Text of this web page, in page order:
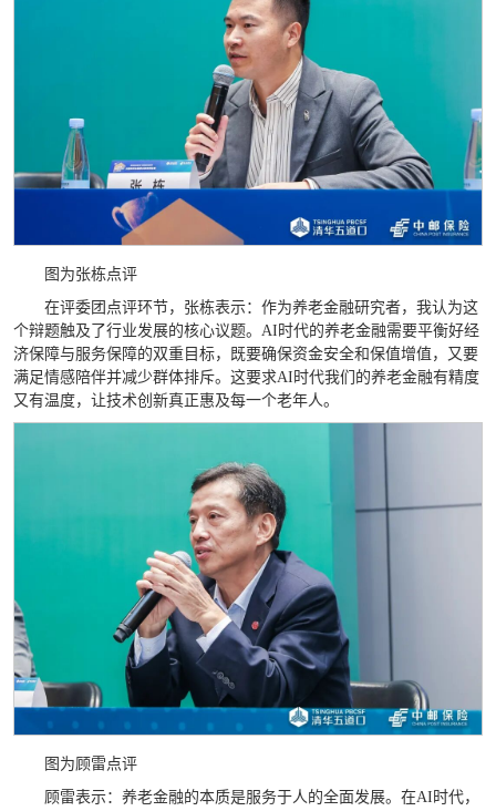
图为张栋点评
在评委团点评环节，张栋表示：作为养老金融研究者，我认为这
个辩题触及了行业发展的核心议题。AI时代的养老金融需要平衡好经
济保障与服务保障的双重目标，既要确保资金安全和保值增值，又要
满足情感陪伴并减少群体排斥。这要求AI时代我们的养老金融有精度
又有温度，让技术创新真正惠及每一个老年人。
图为顾雷点评
顾雷表示：养老金融的本质是服务于人的全面发展。在AI时代，